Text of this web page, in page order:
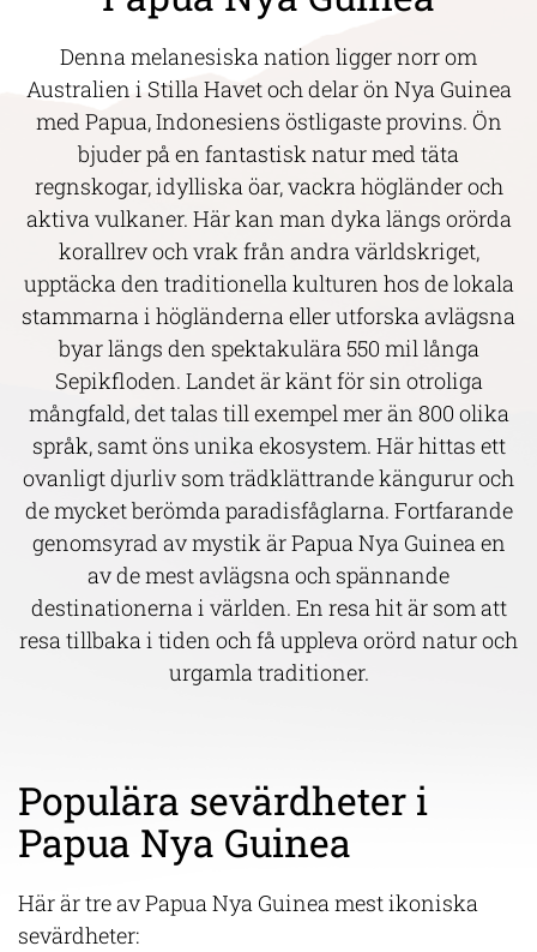
Denna melanesiska nation ligger norr om
Australien i Stilla Havet och delar ön Nya Guinea
med Papua, Indonesiens östligaste provins. Ön
bjuder på en fantastisk natur med täta
regnskogar, idylliska öar, vackra högländer och
aktiva vulkaner. Här kan man dyka längs orörda
korallrev och vrak från andra världskriget,
upptäcka den traditionella kulturen hos de lokala
stammarna i högländerna eller utforska avlägsna
byar längs den spektakulära 550 mil långa
Sepikfloden. Landet är känt för sin otroliga
mångfald, det talas till exempel mer än 800 olika
språk, samt öns unika ekosystem. Här hittas ett
ovanligt djurliv som trädklättrande kängurur och
de mycket berömda paradisfåglarna. Fortfarande
genomsyrad av mystik är Papua Nya Guinea en
av de mest avlägsna och spännande
destinationerna i världen. En resa hit är som att
resa tillbaka i tiden och få uppleva orörd natur och
urgamla traditioner.
Populära sevärdheter i
Papua Nya Guinea
Här är tre av Papua Nya Guinea mest ikoniska
sevärdheter: